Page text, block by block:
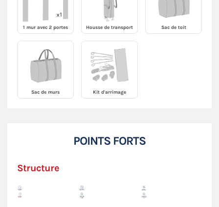
1 mur avec 2 portes Housse de transport Sac de toit
Sac de murs Kit d'arrimage
POINTS FORTS
Structure